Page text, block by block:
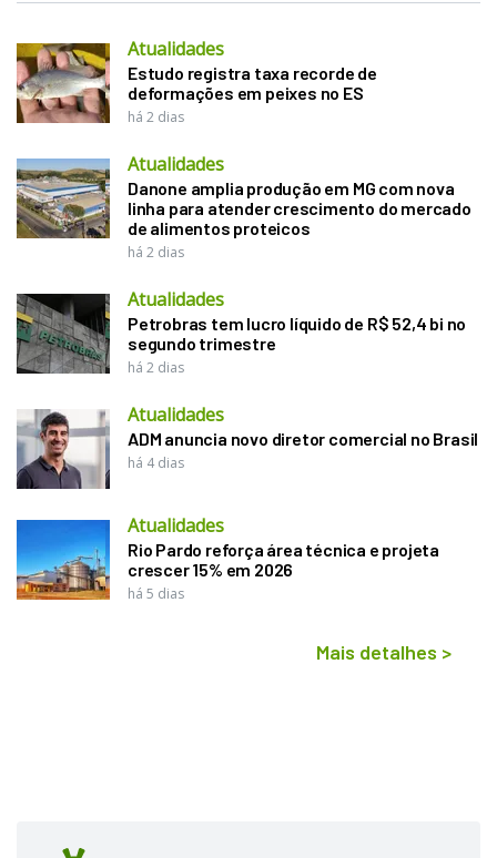
Atualidades
Estudo registra taxa recorde de
deformações em peixes no ES
há 2 dias
Atualidades
Danone amplia produção em MG com nova
linha para atender crescimento do mercado
de alimentos proteicos
há 2 dias
Atualidades
Petrobras tem lucro líquido de R$ 52,4 bi no
segundo trimestre
há 2 dias
Atualidades
ADM anuncia novo diretor comercial no Brasil
há 4 dias
Atualidades
Rio Pardo reforça área técnica e projeta
crescer 15% em 2026
há 5 dias
Mais detalhes >